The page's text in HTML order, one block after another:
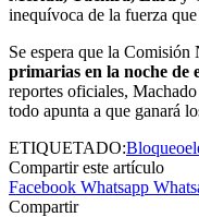
inequívoca de la fuerza
Se espera que la Comisión
primarias en la noche de
reportes oficiales,
todo apunta a que ganará
ETIQUETADO:Bloqueo
Compartir este artículo
Facebook Whatsapp
Compartir